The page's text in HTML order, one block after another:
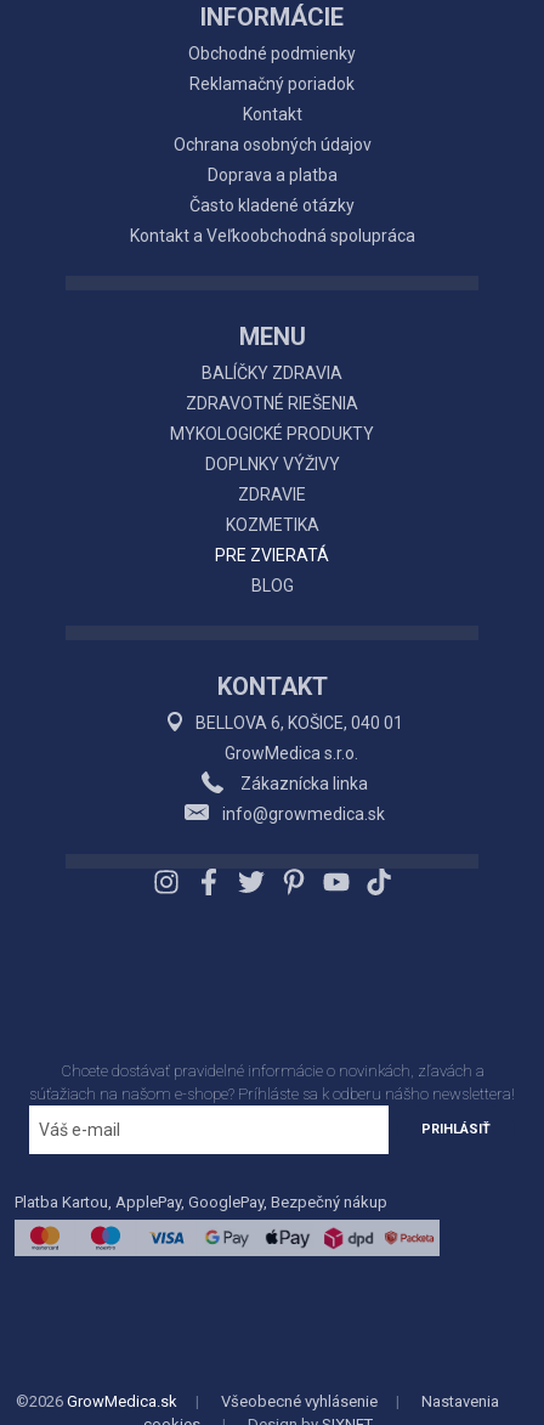
INFORMÁCIE
Obchodné podmienky
Reklamačný poriadok
Kontakt
Ochrana osobných údajov
Doprava a platba
Často kladené otázky
Kontakt a Veľkoobchodná spolupráca
MENU
BALÍČKY ZDRAVIA
ZDRAVOTNÉ RIEŠENIA
MYKOLOGICKÉ PRODUKTY
DOPLNKY VÝŽIVY
ZDRAVIE
KOZMETIKA
PRE ZVIERATÁ
BLOG
KONTAKT
BELLOVA 6, KOŠICE, 040 01
GrowMedica s.r.o.
Zákaznícka linka
info@growmedica.sk
Chcete dostávať pravidelné informácie o novinkách, zľavách a
súťažiach na našom e-shope? Príhláste sa k odberu nášho newslettera!
PRIHLÁSIŤ
Platba Kartou, ApplePay, GooglePay, Bezpečný nákup
©2026 GrowMedica.sk | Všeobecné vyhlásenie |
Nastavenia